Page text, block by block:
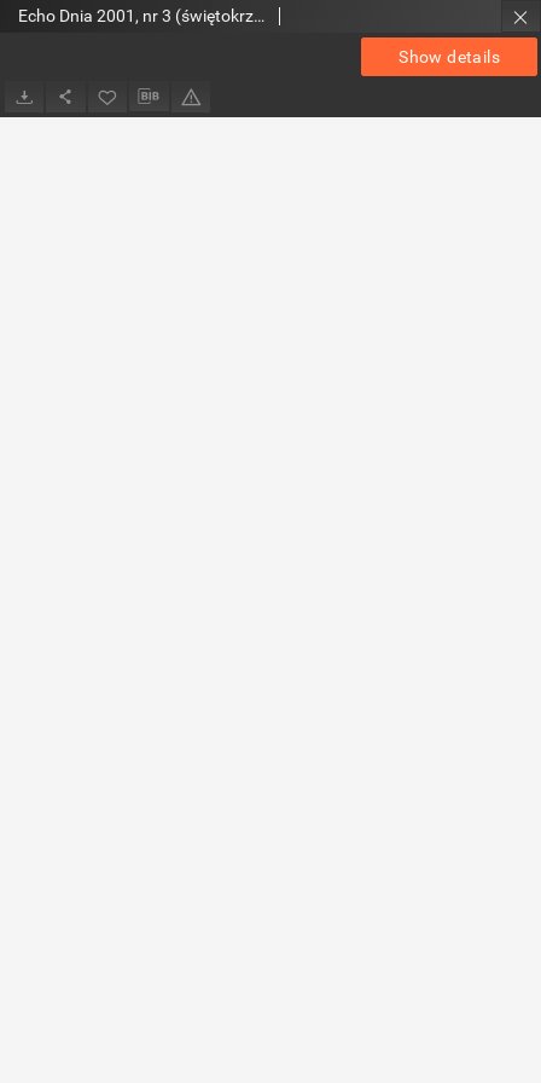
Show details
Echo Dnia 2001, nr 3 (świętokrzyskie 3)